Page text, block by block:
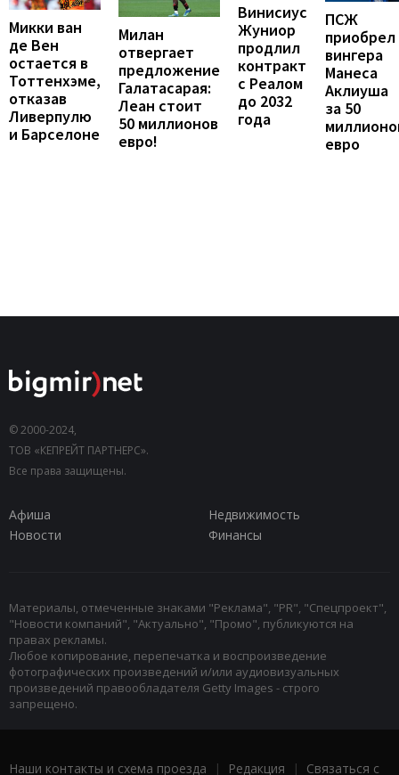
Микки ван
де Вен
остается в
Тоттенхэме,
отказав
Ливерпулю
и Барселоне
Милан
отвергает
предложение
Галатасарая:
Леан стоит
50 миллионов
евро!
Винисиус
Жуниор
продлил
контракт
с Реалом
до 2032
года
ПСЖ
приобрел
вингера
Манеса
Аклиуша
за 50
евро
© 2000-2024,
ТОВ «КЕПРЕЙТ ПАРТНЕРС».
Все права защищены.
Афиша
Недвижимость
Новости
Финансы
Материалы, отмеченные знаками "Реклама", "PR", "Спецпроект",
"Новости компаний", "Актуально", "Промо", публикуются на
правах рекламы.
Любое копирование, перепечатка и воспроизведение
фотографических произведений и/или аудиовизуальных
произведений правообладателя Getty Images - строго
запрещено.
Наши контакты и схема проезда | Редакция | Связаться с